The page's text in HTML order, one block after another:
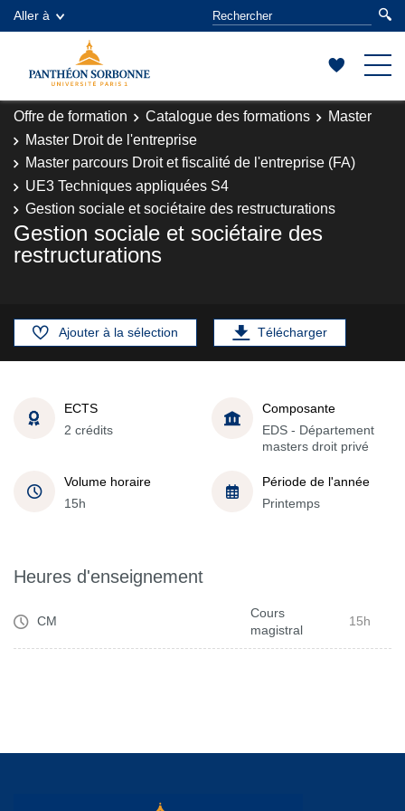
Aller à
Offre de formation Catalogue des formations
Master
Master Droit de l'entreprise
Master parcours Droit et fiscalité de l'entreprise (FA)
UE3 Techniques appliquées S4
Gestion sociale et sociétaire des restructurations
Gestion sociale et sociétaire des
restructurations
Ajouter à la sélection Télécharger
ECTS
2 crédits
Composante
EDS - Département
masters droit privé
Volume horaire
15h
Période de l'année
Printemps
Heures d'enseignement
CM
Cours
magistral
15h